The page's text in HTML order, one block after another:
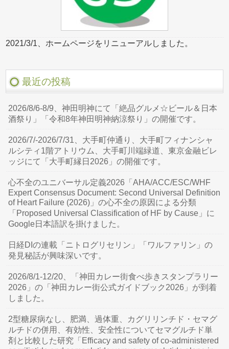
2021/3/1、ホームページをリニューアルしました。
最近の投稿
2026/8/6-8/9、神田明神にて「絶品グルメ☆ビール＆日本
酒祭り」「令和8年神田明神納涼祭り」の開催です。
2026/7/-2026/7/31、大手町仲通り、大手町フィナンシャ
ルシティ1階アトリウム、大手町川端緑道、東京金融ビレ
ッジにて「大手町縁日2026」の開催です。
心不全のユニバーサル定義2026「AHA/ACC/ESC/WHF
Expert Consensus Document: Second Universal Definition
of Heart Failure (2026)」の心不全の原因による分類
「Proposed Universal Classification of HF by Cause」に
Google日本語訳を掛けました。
日経DIの連載「ニトログリセリン」「ワルファリン」の
発見秘話が興味深いです。
2026/8/1-12/20、「神田カレー街食べ歩きスタンプラリー
2026」の「神田カレー街公式ガイドブック2026」が到着
しました。
2型糖尿病なし、肥満、過体重、カグリリンチド・セマグ
ルチドの併用、有効性、安全性についてセマグルチド単
剤と比較した研究「Efficacy and safety of co-administered